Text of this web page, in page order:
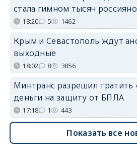
стала гимном тысяч
18:20 5 1462
Крым и Севастополь ждут
выходные
18:02 8 3856
Минтранс разрешил
деньги на защиту от БПЛА
17:18 1 443
Показать все